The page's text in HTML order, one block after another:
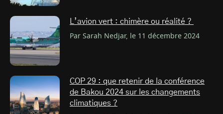
L’avion vert : chimère ou réalité ?
Par Sarah Nedjar, le 11 décembre 2024
COP 29 : que retenir de la conférence
de Bakou 2024 sur les changements
climatiques ?